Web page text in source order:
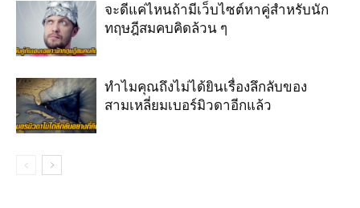
จะดีแค่ไหนถ้ามีเว็บไซต์หาคู่สำหรับนัก
ทฤษฎีสมคบคิดล้วน ๆ
ทำไมคุณถึงไม่ได้ยินเรื่องลึกลับของ
สามเหลี่ยมเบอร์มิวดาอีกแล้ว